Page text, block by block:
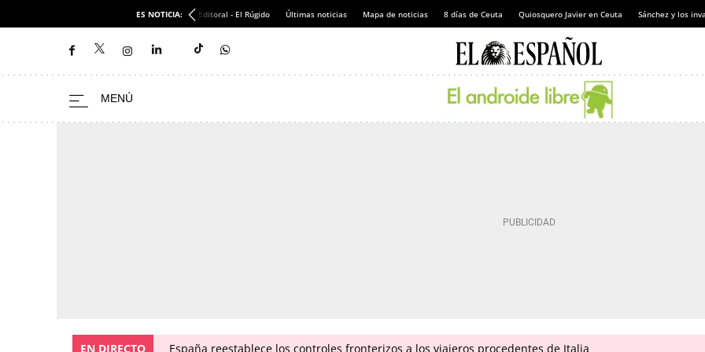
ES NOTICIA: Editoral - El Rúgido Últimas noticias Mapa de noticias 8 días de Ceuta Quiosquero Javier en Ceuta Sánchez y los
EN DIRECTO España reestablece los controles fronterizos a los viajeros procedentes de Italia